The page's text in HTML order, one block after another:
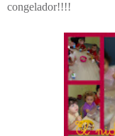
congelador!!!!